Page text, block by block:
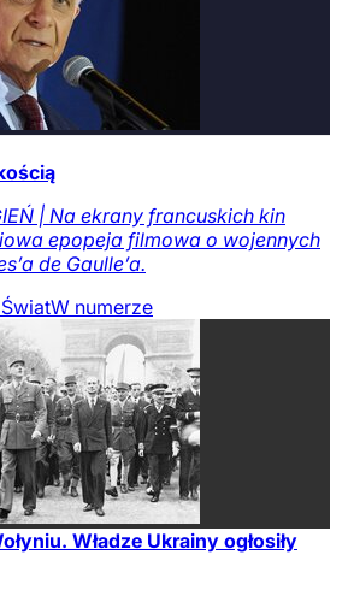
| Na ekrany francuskich kin
epopeja filmowa o wojennych
de Gaulle’a.
ŚwiatW numerze
Władze Ukrainy ogłosiły